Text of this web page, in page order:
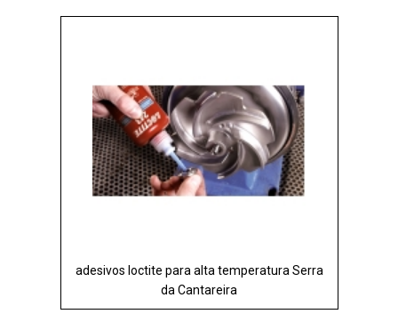
adesivos loctite para alta temperatura Serra
da Cantareira